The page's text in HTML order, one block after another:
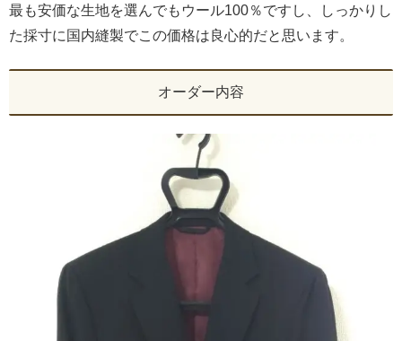
最も安価な生地を選んでもウール100％ですし、しっかりし
た採寸に国内縫製でこの価格は良心的だと思います。
オーダー内容